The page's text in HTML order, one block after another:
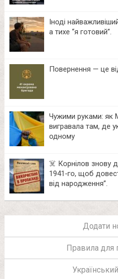
Іноді
а тихе “я готовий”.
Повернення — це
Чужими руками: як
вигравала там, де
одному
☠️ Корнілов знову
1941‑го, щоб
від народження”.
Додати
Правила для